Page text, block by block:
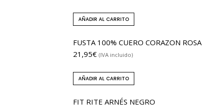
AÑADIR AL CARRITO
FUSTA 100% CUERO CORAZON ROSA
21,95€ (IVA incluido)
AÑADIR AL CARRITO
FIT RITE ARNÉS NEGRO